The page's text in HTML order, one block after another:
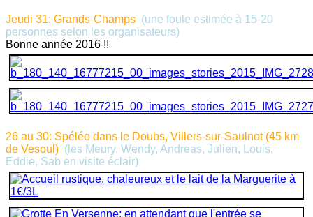
Jeudi 31: Grands-Champs (une foule estimée à 15-20
personnes selon les organisateurs)
Bonne année 2016 !!
26 au 30: Spéléo dans le Doubs, Villers-sur-Saulnot (45 km
de Vesoul) (les Meury, Wendy, Andreas, Julien, Louis,
Eddie, Sab en visite éclair)